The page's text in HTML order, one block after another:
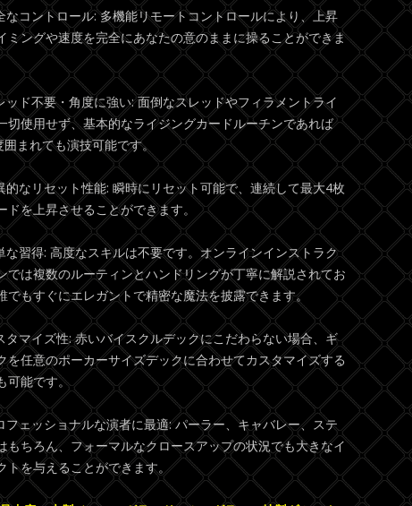
なコントロール: 多機能リモートコントロールにより、上昇
ミングや速度を完全にあなたの意のままに操ることができま
ッド不要・角度に強い: 面倒なスレッドやフィラメントライ
切使用せず、基本的なライジングカードルーチンであれば
囲まれても演技可能です。
的なリセット性能: 瞬時にリセット可能で、連続して最大4枚
ドを上昇させることができます。
な習得: 高度なスキルは不要です。オンラインインストラク
では複数のルーティンとハンドリングが丁寧に解説されてお
でもすぐにエレガントで精密な魔法を披露できます。
タマイズ性: 赤いバイスクルデックにこだわらない場合、ギ
を任意のポーカーサイズデックに合わせてカスタマイズする
可能です。
フェッショナルな演者に最適: パーラー、キャバレー、ステ
もちろん、フォーマルなクロースアップの状況でも大きなイ
トを与えることができます。